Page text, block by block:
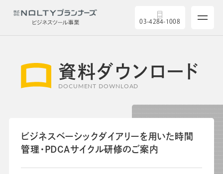
03-4284-1008
5つの強み
導入実績
資料ダウンロード
DOCUMENT DOWNLOAD
ビジネスベーシックダイアリーを用いた時間
管理・PDCAサイクル研修のご案内